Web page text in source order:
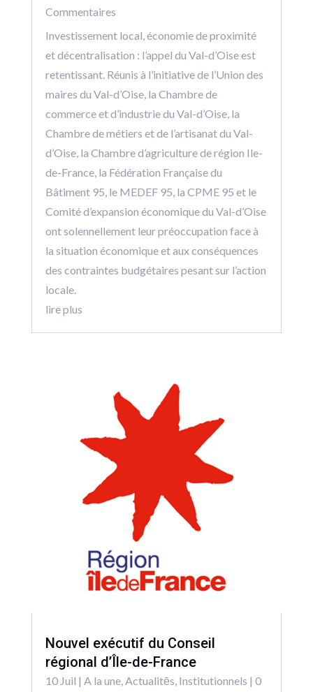
Commentaires
Investissement local, économie de proximité
et décentralisation : l’appel du Val-d’Oise est
retentissant. Réunis à l’initiative de l’Union des
maires du Val-d’Oise, la Chambre de
commerce et d’industrie du Val-d’Oise, la
Chambre de métiers et de l’artisanat du Val-
d’Oise, la Chambre d’agriculture de région Ile-
de-France, la Fédération Française du
Bâtiment 95, le MEDEF 95, la CPME 95 et le
Comité d’expansion économique du Val-d’Oise
ont solennellement leur préoccupation face à
la situation économique et aux conséquences
des contraintes budgétaires pesant sur l’action
locale.
lire plus
Nouvel exécutif du Conseil
régional d’Île-de-France
10 Juil | A la une,Actualitēs, Institutionnels | 0